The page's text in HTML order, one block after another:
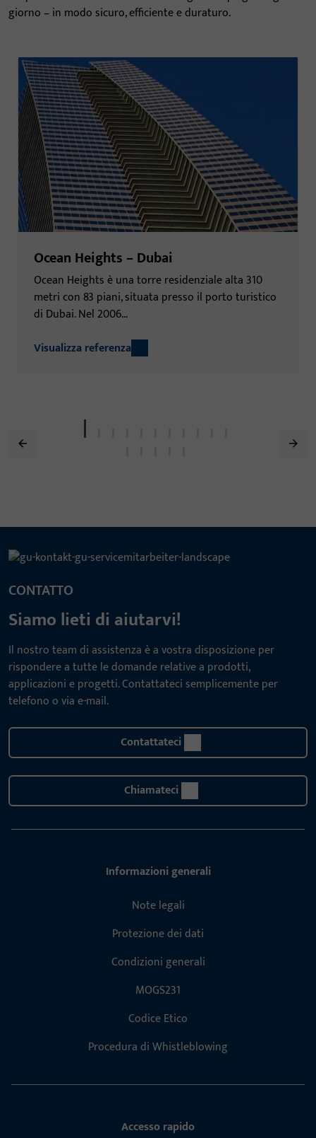
giorno – in modo sicuro, efficiente e duraturo.
Ocean Heights – Dubai
Ocean Heights è una torre residenziale alta 310
metri con 83 piani, situata presso il porto turistico
di Dubai. Nel 2006...
Visualizza referenza
CONTATTO
Siamo lieti di aiutarvi!
Il nostro team di assistenza è a vostra disposizione per
rispondere a tutte le domande relative a prodotti,
applicazioni e progetti. Contattateci semplicemente per
telefono o via e-mail.
Contattateci
Chiamateci
Informazioni generali
Note legali
Protezione dei dati
Condizioni generali
MOGS231
Codice Etico
Procedura di Whistleblowing
Accesso rapido